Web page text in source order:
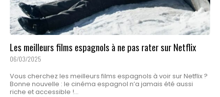
Les meilleurs films espagnols à ne pas rater sur Netflix
06/03/2025
Vous cherchez les meilleurs films espagnols à voir sur Netflix ?
Bonne nouvelle : le cinéma espagnol n’a jamais été aussi
riche et accessible !...